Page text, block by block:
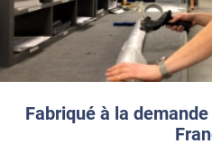
Fabriqué à la
*****
Il y a 2153 jours
Bon produit à bien maroufler
*****
Il y a 2247 jours
Tres bon produit Livraison
*****
Il y a 2249 jours
Rien à de particulier, livraison